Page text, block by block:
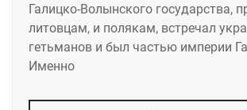
Галицко-Волынского государства,
литовцам, и полякам, встречал
гетьманов и был частью империи
Именно